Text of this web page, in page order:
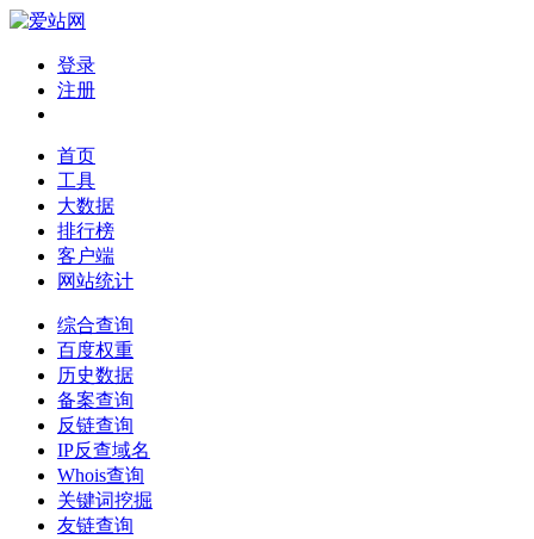
登录
注册
首页
工具
大数据
排行榜
客户端
网站统计
综合查询
百度权重
历史数据
备案查询
反链查询
IP反查域名
Whois查询
关键词挖掘
友链查询